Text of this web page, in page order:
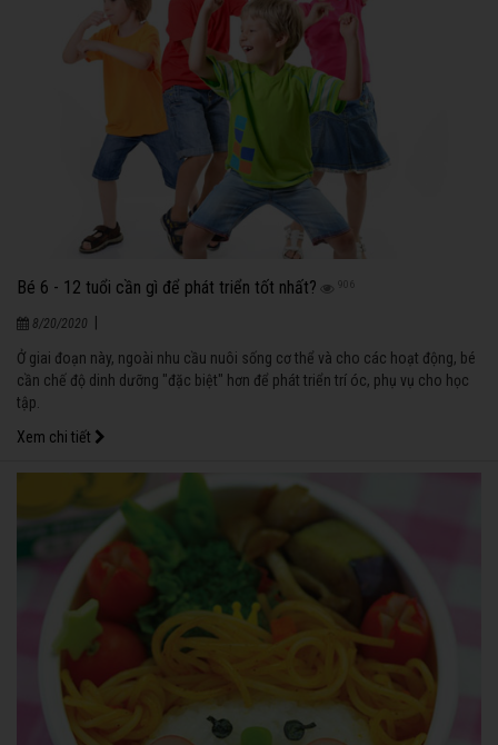
Bé 6 - 12 tuổi cần gì để phát triển tốt nhất? 906
8/20/2020
Ở giai đoạn này, ngoài nhu cầu nuôi sống cơ thể và cho các hoạt động, bé
cần chế độ dinh dưỡng "đặc biệt" hơn để phát triển trí óc, phụ vụ cho học
tập.
Xem chi tiết